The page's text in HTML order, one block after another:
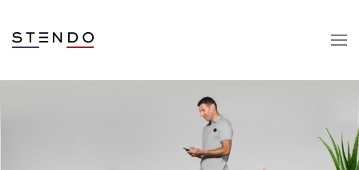
Skip to main content